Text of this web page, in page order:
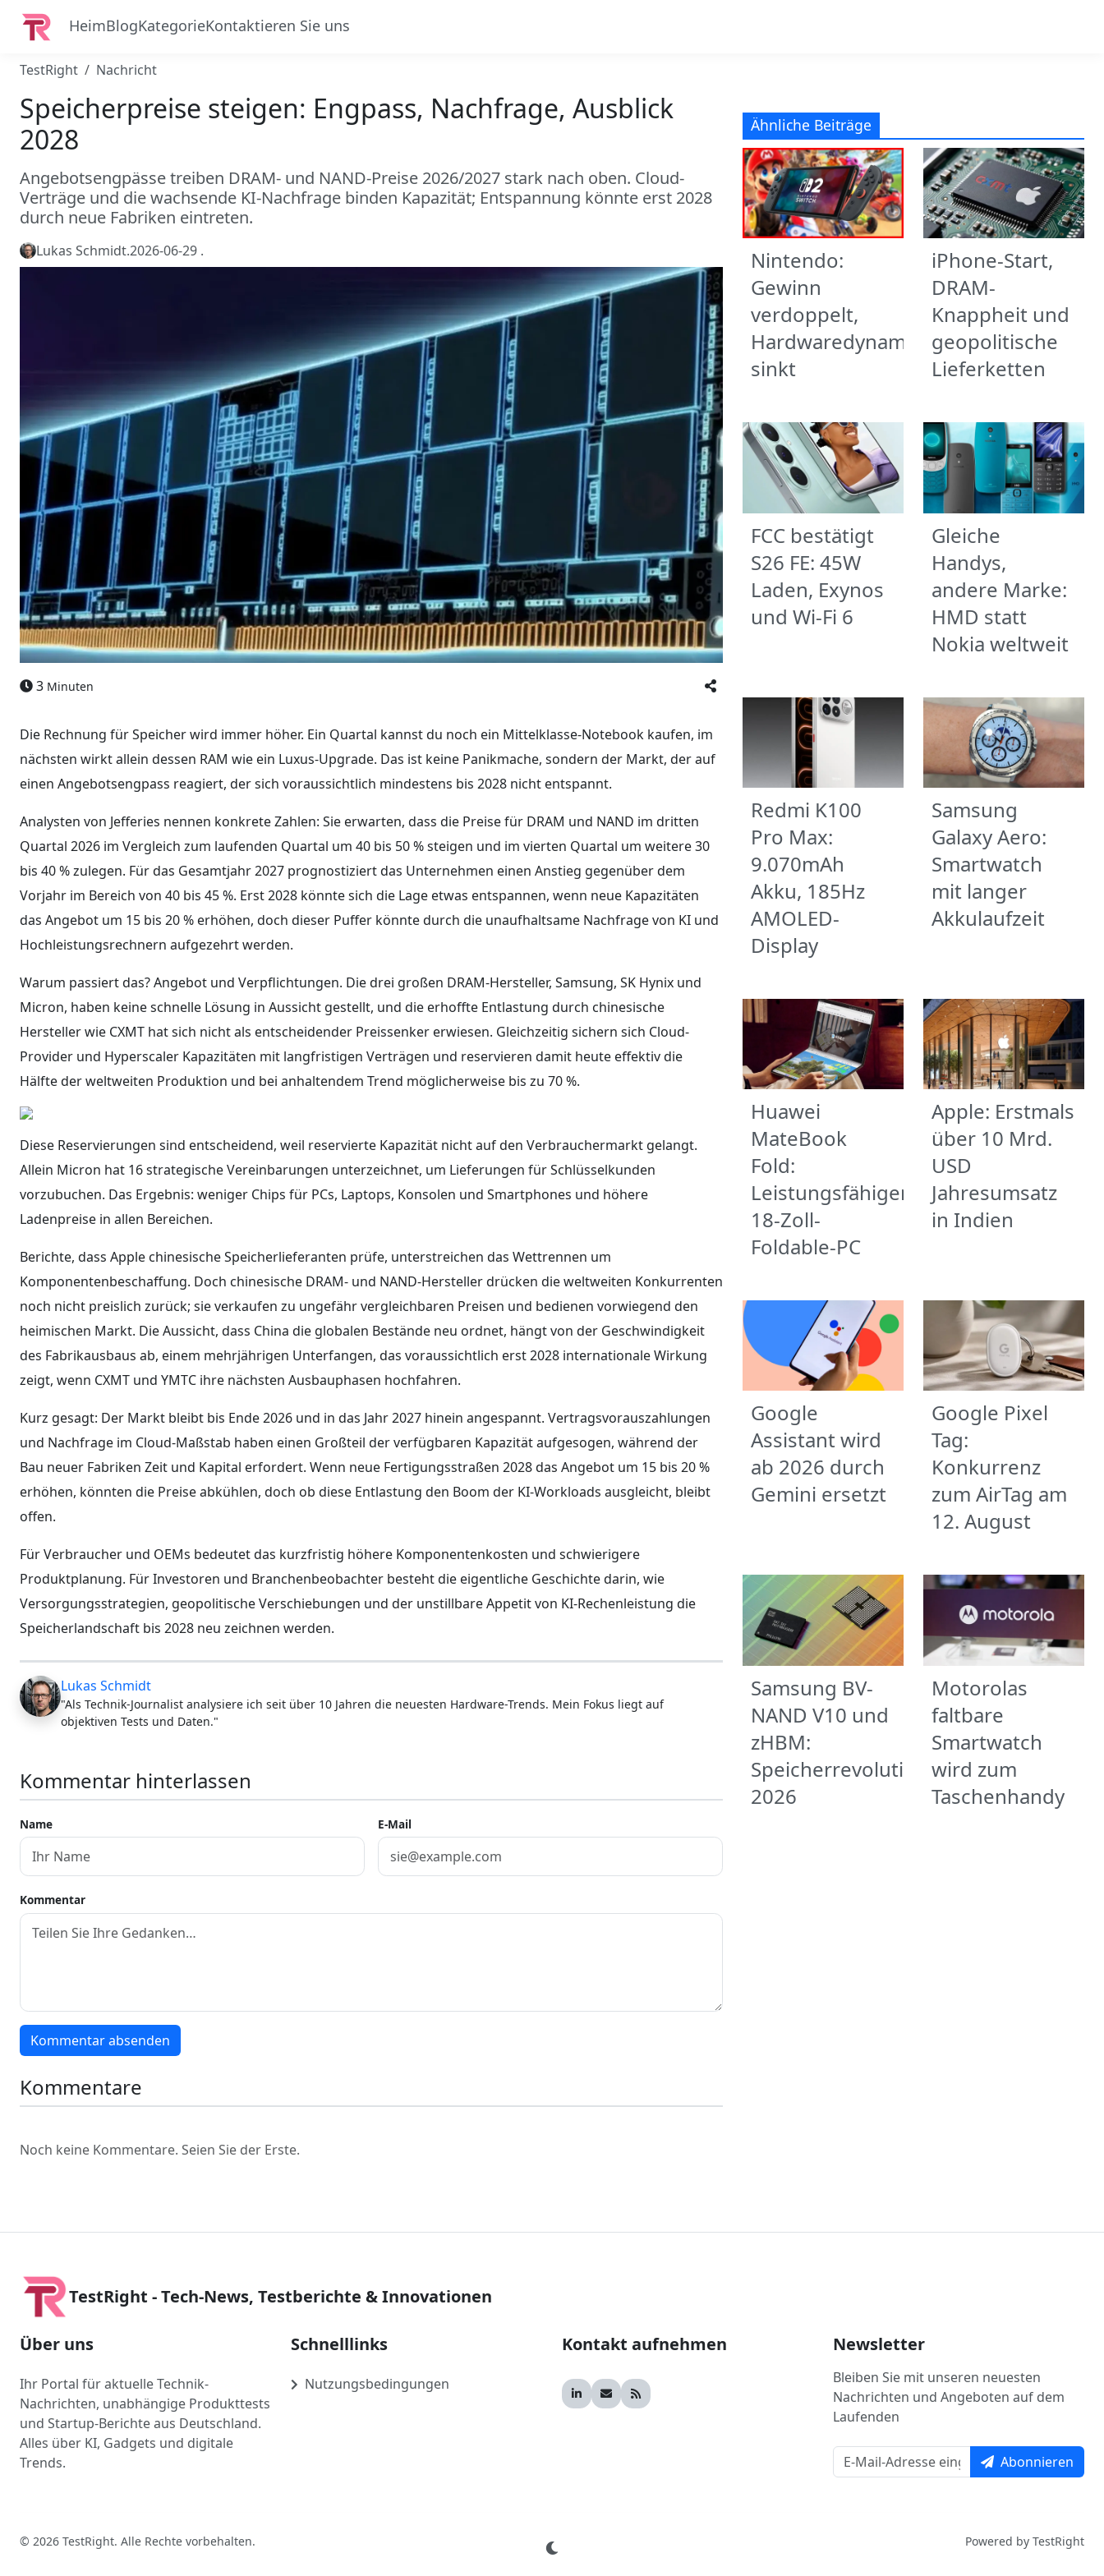
HeimBlogKategorieKontaktieren Sie uns
TestRight Nachricht
Speicherpreise steigen: Engpass, Nachfrage, Ausblick
2028
Angebotsengpässe treiben DRAM- und NAND-Preise 2026/2027 stark nach oben. Cloud-
Verträge und die wachsende KI-Nachfrage binden Kapazität; Entspannung könnte erst 2028
durch neue Fabriken eintreten.
Lukas Schmidt.2026-06-29 .
3 Minuten
Die Rechnung für Speicher wird immer höher. Ein Quartal kannst du noch ein Mittelklasse-Notebook kaufen, im
nächsten wirkt allein dessen RAM wie ein Luxus-Upgrade. Das ist keine Panikmache, sondern der Markt, der auf
einen Angebotsengpass reagiert, der sich voraussichtlich mindestens bis 2028 nicht entspannt.
Analysten von Jefferies nennen konkrete Zahlen: Sie erwarten, dass die Preise für DRAM und NAND im dritten
Quartal 2026 im Vergleich zum laufenden Quartal um 40 bis 50 % steigen und im vierten Quartal um weitere 30
bis 40 % zulegen. Für das Gesamtjahr 2027 prognostiziert das Unternehmen einen Anstieg gegenüber dem
Vorjahr im Bereich von 40 bis 45 %. Erst 2028 könnte sich die Lage etwas entspannen, wenn neue Kapazitäten
das Angebot um 15 bis 20 % erhöhen, doch dieser Puffer könnte durch die unaufhaltsame Nachfrage von KI und
Hochleistungsrechnern aufgezehrt werden.
Warum passiert das? Angebot und Verpflichtungen. Die drei großen DRAM-Hersteller, Samsung, SK Hynix und
Micron, haben keine schnelle Lösung in Aussicht gestellt, und die erhoffte Entlastung durch chinesische
Hersteller wie CXMT hat sich nicht als entscheidender Preissenker erwiesen. Gleichzeitig sichern sich Cloud-
Provider und Hyperscaler Kapazitäten mit langfristigen Verträgen und reservieren damit heute effektiv die
Hälfte der weltweiten Produktion und bei anhaltendem Trend möglicherweise bis zu 70 %.
Diese Reservierungen sind entscheidend, weil reservierte Kapazität nicht auf den Verbrauchermarkt gelangt.
Allein Micron hat 16 strategische Vereinbarungen unterzeichnet, um Lieferungen für Schlüsselkunden
vorzubuchen. Das Ergebnis: weniger Chips für PCs, Laptops, Konsolen und Smartphones und höhere
Ladenpreise in allen Bereichen.
Berichte, dass Apple chinesische Speicherlieferanten prüfe, unterstreichen das Wettrennen um
Komponentenbeschaffung. Doch chinesische DRAM- und NAND-Hersteller drücken die weltweiten Konkurrenten
noch nicht preislich zurück; sie verkaufen zu ungefähr vergleichbaren Preisen und bedienen vorwiegend den
heimischen Markt. Die Aussicht, dass China die globalen Bestände neu ordnet, hängt von der Geschwindigkeit
des Fabrikausbaus ab, einem mehrjährigen Unterfangen, das voraussichtlich erst 2028 internationale Wirkung
zeigt, wenn CXMT und YMTC ihre nächsten Ausbauphasen hochfahren.
Kurz gesagt: Der Markt bleibt bis Ende 2026 und in das Jahr 2027 hinein angespannt. Vertragsvorauszahlungen
und Nachfrage im Cloud-Maßstab haben einen Großteil der verfügbaren Kapazität aufgesogen, während der
Bau neuer Fabriken Zeit und Kapital erfordert. Wenn neue Fertigungsstraßen 2028 das Angebot um 15 bis 20 %
erhöhen, könnten die Preise abkühlen, doch ob diese Entlastung den Boom der KI-Workloads ausgleicht, bleibt
offen.
Für Verbraucher und OEMs bedeutet das kurzfristig höhere Komponentenkosten und schwierigere
Produktplanung. Für Investoren und Branchenbeobachter besteht die eigentliche Geschichte darin, wie
Versorgungsstrategien, geopolitische Verschiebungen und der unstillbare Appetit von KI-Rechenleistung die
Speicherlandschaft bis 2028 neu zeichnen werden.
Lukas Schmidt
"Als Technik-Journalist analysiere ich seit über 10 Jahren die neuesten Hardware-Trends. Mein Fokus liegt auf
objektiven Tests und Daten."
Kommentar hinterlassen
Name E-Mail
Kommentar
Kommentar absenden
Kommentare
Noch keine Kommentare. Seien Sie der Erste.
Ähnliche Beiträge
Nintendo:
Gewinn
verdoppelt,
Hardwaredynamik
sinkt
iPhone-Start,
DRAM-
Knappheit und
geopolitische
Lieferketten
FCC bestätigt
S26 FE: 45W
Laden, Exynos
und Wi‑Fi 6
Gleiche
Handys,
andere Marke:
HMD statt
Nokia weltweit
Redmi K100
Pro Max:
9.070mAh
Akku, 185Hz
AMOLED-
Display
Samsung
Galaxy Aero:
Smartwatch
mit langer
Akkulaufzeit
Huawei
MateBook
Fold:
Leistungsfähiger
18-Zoll-
Foldable-PC
Apple: Erstmals
über 10 Mrd.
USD
Jahresumsatz
in Indien
Google
Assistant wird
ab 2026 durch
Gemini ersetzt
Google Pixel
Tag:
Konkurrenz
zum AirTag am
12. August
Samsung BV-
NAND V10 und
zHBM:
Speicherrevolution
2026
Motorolas
faltbare
Smartwatch
wird zum
Taschenhandy
TestRight - Tech-News, Testberichte & Innovationen
Über uns
Ihr Portal für aktuelle Technik-
Nachrichten, unabhängige Produkttests
und Startup-Berichte aus Deutschland.
Alles über KI, Gadgets und digitale
Trends.
Schnelllinks
Nutzungsbedingungen
Kontakt aufnehmen Newsletter
Bleiben Sie mit unseren neuesten
Nachrichten und Angeboten auf dem
Laufenden
Abonnieren
© 2026 TestRight. Alle Rechte vorbehalten. Powered by TestRight